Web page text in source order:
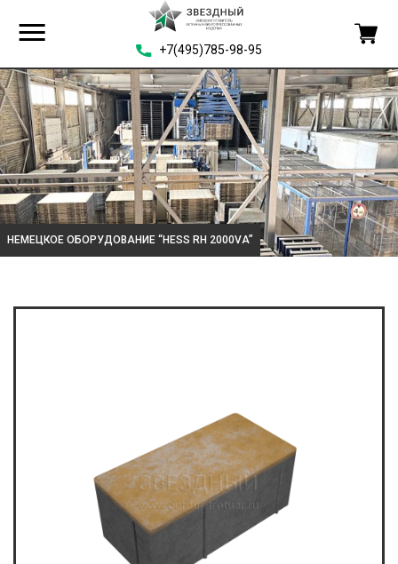
+7(495)785-98-95
НЕМЕЦКОЕ ОБОРУДОВАНИЕ “HESS RH 2000VA”